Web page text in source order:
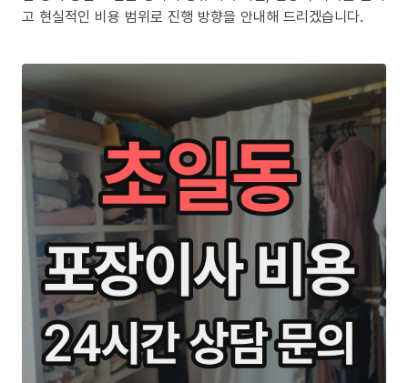
고 현실적인 비용 범위로 진행 방향을 안내해 드리겠습니다.